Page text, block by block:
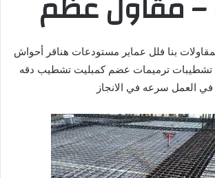
بنا فلل عماير مستودعات هناقر أحواش
تشطيبات ترميمات عضم كمبليت تشطيب دقه
في العمل سرعه في الانجاز